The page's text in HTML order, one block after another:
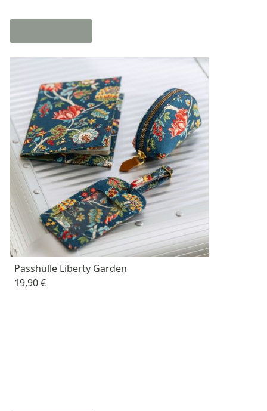
Passhülle Liberty Garden
19,90 €